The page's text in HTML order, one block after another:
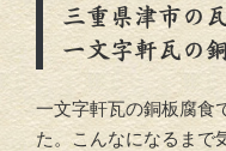
三重県津市の
一文字軒瓦の
一文字軒瓦の銅板腐食
た。こんなになるまで